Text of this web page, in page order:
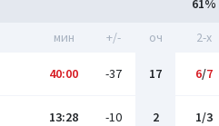
61%
мин +/- оч 2-x
40:00 -37 17 6/7
13:28 -10 2 1/3